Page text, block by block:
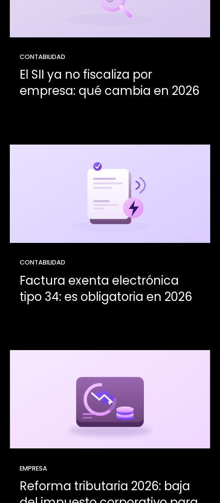
CONTABILIDAD
El SII ya no fiscaliza por
empresa: qué cambia en 2026
CONTABILIDAD
Factura exenta electrónica
tipo 34: es obligatoria en 2026
EMPRESA
Reforma tributaria 2026: baja